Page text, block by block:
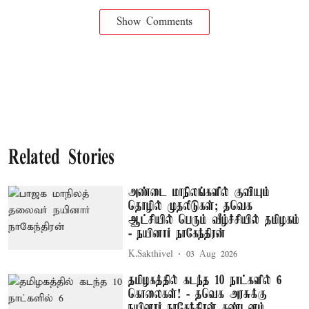
Show Comments
Related Stories
அண்டை மாநிலங்களில் குவியும்
தொழில் முதலீடுகள்; தவெக
ஆட்சியில் பெரும் வீழ்ச்சியில் தமிழகம்
- நயினார் நாகேந்திரன்
K.Sakthivel 03 Aug 2026
தமிழகத்தில் கடந்த 10 நாட்களில் 6
கொலைகள்! - தவெக அரசுக்கு